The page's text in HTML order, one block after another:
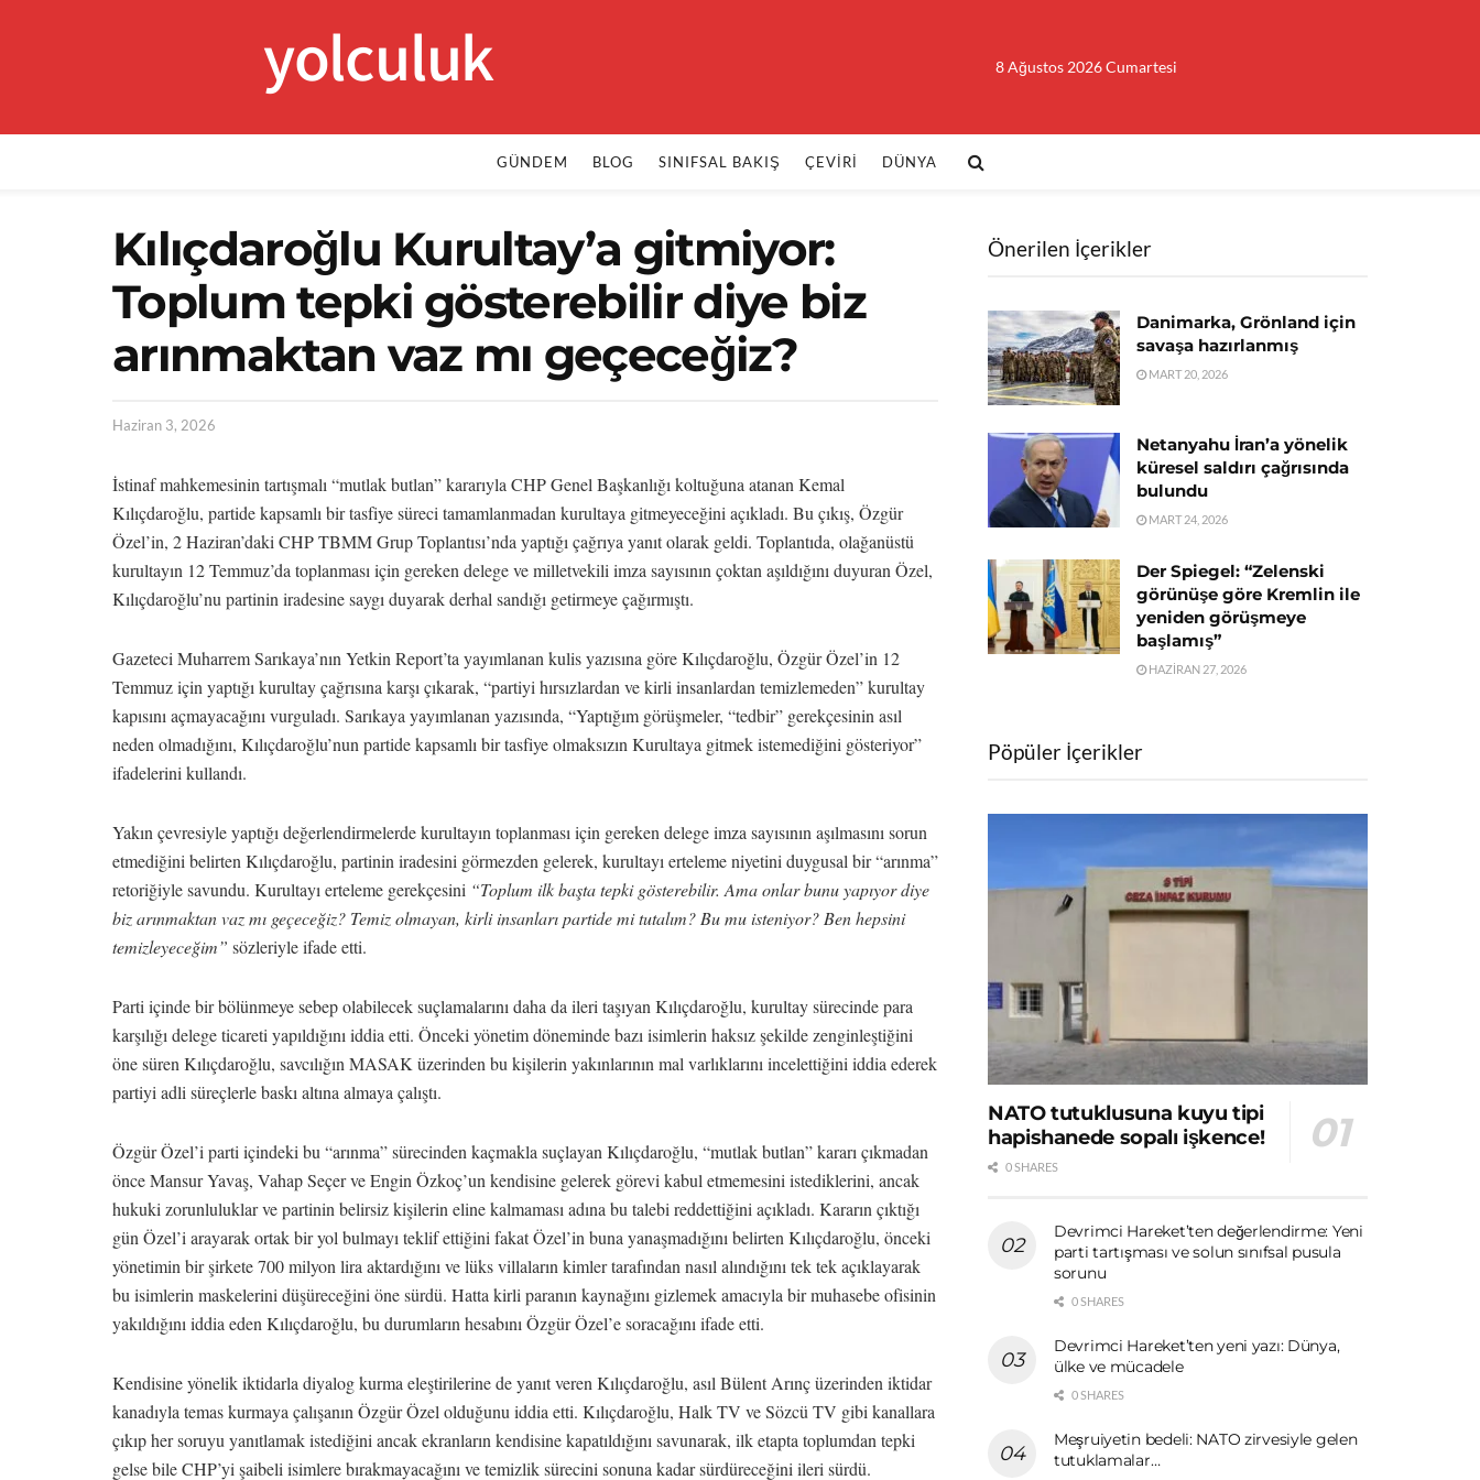
yolculuk 8 Ağustos 2026 Cumartesi
GÜNDEM BLOG SINIFSAL BAKIŞ ÇEVIRI DÜNYA
Kılıçdaroğlu Kurultay’a gitmiyor:
Toplum tepki gösterebilir diye biz
arınmaktan vaz mı geçeceğiz?
Haziran 3, 2026
İstinaf mahkemesinin tartışmalı “mutlak butlan” kararıyla CHP Genel Başkanlığı koltuğuna atanan Kemal
Kılıçdaroğlu, partide kapsamlı bir tasfiye süreci tamamlanmadan kurultaya gitmeyeceğini açıkladı. Bu çıkış, Özgür
Özel’in, 2 Haziran’daki CHP TBMM Grup Toplantısı’nda yaptığı çağrıya yanıt olarak geldi. Toplantıda, olağanüstü
kurultayın 12 Temmuz’da toplanması için gereken delege ve milletvekili imza sayısının çoktan aşıldığını duyuran Özel,
Kılıçdaroğlu’nu partinin iradesine saygı duyarak derhal sandığı getirmeye çağırmıştı.
Gazeteci Muharrem Sarıkaya’nın Yetkin Report’ta yayımlanan kulis yazısına göre Kılıçdaroğlu, Özgür Özel’in 12
Temmuz için yaptığı kurultay çağrısına karşı çıkarak, “partiyi hırsızlardan ve kirli insanlardan temizlemeden” kurultay
kapısını açmayacağını vurguladı. Sarıkaya yayımlanan yazısında, “Yaptığım görüşmeler, “tedbir” gerekçesinin asıl
neden olmadığını, Kılıçdaroğlu’nun partide kapsamlı bir tasfiye olmaksızın Kurultaya gitmek istemediğini gösteriyor”
ifadelerini kullandı.
Yakın çevresiyle yaptığı değerlendirmelerde kurultayın toplanması için gereken delege imza sayısının aşılmasını sorun
etmediğini belirten Kılıçdaroğlu, partinin iradesini görmezden gelerek, kurultayı erteleme niyetini duygusal bir “arınma”
retoriğiyle savundu. Kurultayı erteleme gerekçesini “Toplum ilk başta tepki gösterebilir. Ama onlar bunu yapıyor diye
biz arınmaktan vaz mı geçeceğiz? Temiz olmayan, kirli insanları partide mi tutalım? Bu mu isteniyor? Ben hepsini
temizleyeceğim” sözleriyle ifade etti.
Parti içinde bir bölünmeye sebep olabilecek suçlamalarını daha da ileri taşıyan Kılıçdaroğlu, kurultay sürecinde para
karşılığı delege ticareti yapıldığını iddia etti. Önceki yönetim döneminde bazı isimlerin haksız şekilde zenginleştiğini
öne süren Kılıçdaroğlu, savcılığın MASAK üzerinden bu kişilerin yakınlarının mal varlıklarını incelettiğini iddia ederek
partiyi adli süreçlerle baskı altına almaya çalıştı.
Özgür Özel’i parti içindeki bu “arınma” sürecinden kaçmakla suçlayan Kılıçdaroğlu, “mutlak butlan” kararı çıkmadan
önce Mansur Yavaş, Vahap Seçer ve Engin Özkoç’un kendisine gelerek görevi kabul etmemesini istediklerini, ancak
hukuki zorunluluklar ve partinin belirsiz kişilerin eline kalmaması adına bu talebi reddettiğini açıkladı. Kararın çıktığı
gün Özel’i arayarak ortak bir yol bulmayı teklif ettiğini fakat Özel’in buna yanaşmadığını belirten Kılıçdaroğlu, önceki
yönetimin bir şirkete 700 milyon lira aktardığını ve lüks villaların kimler tarafından nasıl alındığını tek tek açıklayarak
bu isimlerin maskelerini düşüreceğini öne sürdü. Hatta kirli paranın kaynağını gizlemek amacıyla bir muhasebe ofisinin
yakıldığını iddia eden Kılıçdaroğlu, bu durumların hesabını Özgür Özel’e soracağını ifade etti.
Kendisine yönelik iktidarla diyalog kurma eleştirilerine de yanıt veren Kılıçdaroğlu, asıl Bülent Arınç üzerinden iktidar
kanadıyla temas kurmaya çalışanın Özgür Özel olduğunu iddia etti. Kılıçdaroğlu, Halk TV ve Sözcü TV gibi kanallara
çıkıp her soruyu yanıtlamak istediğini ancak ekranların kendisine kapatıldığını savunarak, ilk etapta toplumdan tepki
gelse bile CHP’yi şaibeli isimlere bırakmayacağını ve temizlik sürecini sonuna kadar sürdüreceğini ileri sürdü.
Önerilen İçerikler
Danimarka, Grönland için
savaşa hazırlanmış
MART 20, 2026
Netanyahu İran’a yönelik
küresel saldırı çağrısında
bulundu
MART 24, 2026
Der Spiegel: “Zelenski
görünüşe göre Kremlin ile
yeniden görüşmeye
başlamış”
HAZIRAN 27, 2026
Pöpüler İçerikler
NATO tutuklusuna kuyu tipi
hapishanede sopalı işkence!
0 SHARES
Devrimci Hareket’ten değerlendirme: Yeni
parti tartışması ve solun sınıfsal pusula
sorunu
0 SHARES
Devrimci Hareket’ten yeni yazı: Dünya,
ülke ve mücadele
0 SHARES
Meşruiyetin bedeli: NATO zirvesiyle gelen
tutuklamalar…